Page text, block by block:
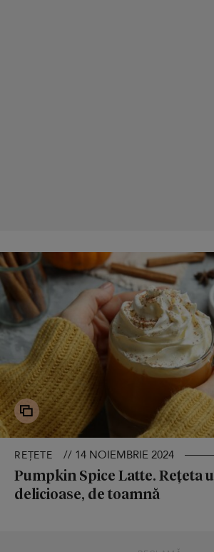
REȚETE // 14 NOIEMBRIE 2024
Pumpkin Spice Latte. Rețeta
delicioase, de toamnă